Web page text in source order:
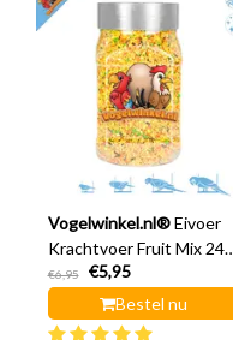
Vogelwinkel.nl® Eivoer
Krachtvoer Fruit Mix 240
gram
€6,95
€5,95
Bestel nu